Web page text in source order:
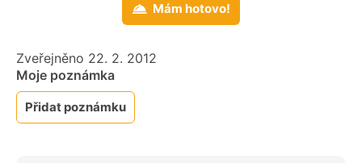
Mám hotovo!
Zveřejněno 22. 2. 2012
Moje poznámka
Přidat poznámku